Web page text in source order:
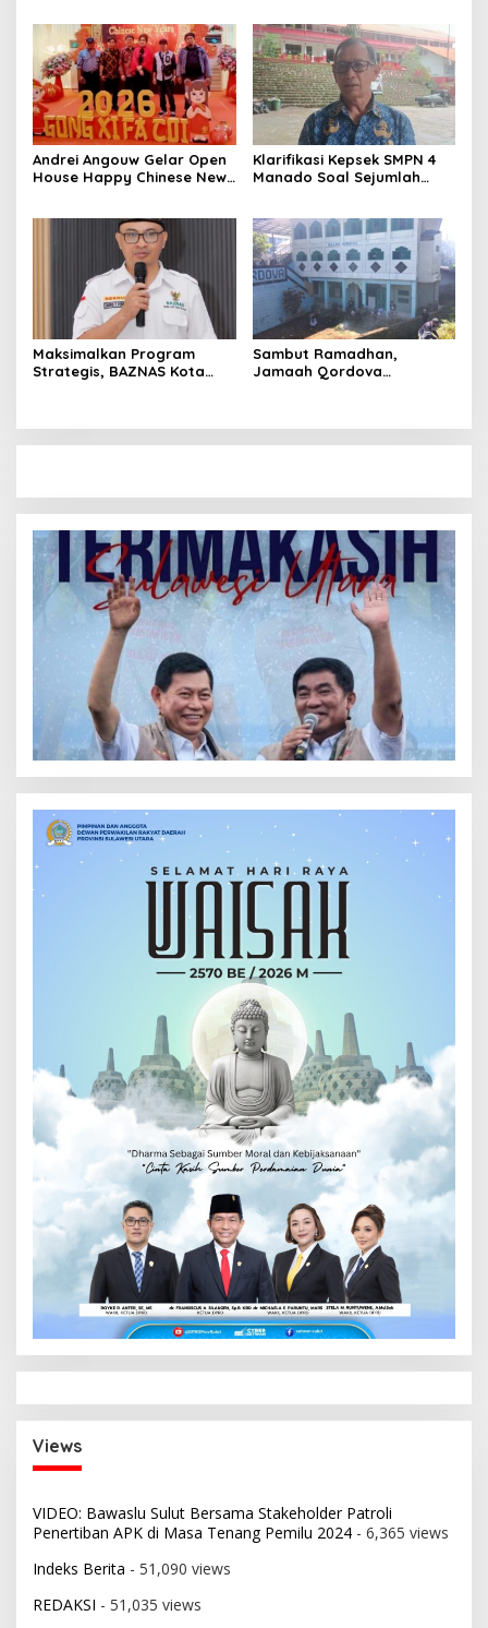
Langowan
Andrei Angouw Gelar Open
House Happy Chinese New
Klarifikasi Kepsek SMPN 4
Manado Soal Sejumlah
Maksimalkan Program
Strategis, BAZNAS Kota
Sambut Ramadhan,
Jamaah Qordova
Views
VIDEO: Bawaslu Sulut Bersama Stakeholder Patroli
Penertiban APK di Masa Tenang Pemilu 2024 - 6,365 views
Indeks Berita - 51,090 views
REDAKSI - 51,035 views